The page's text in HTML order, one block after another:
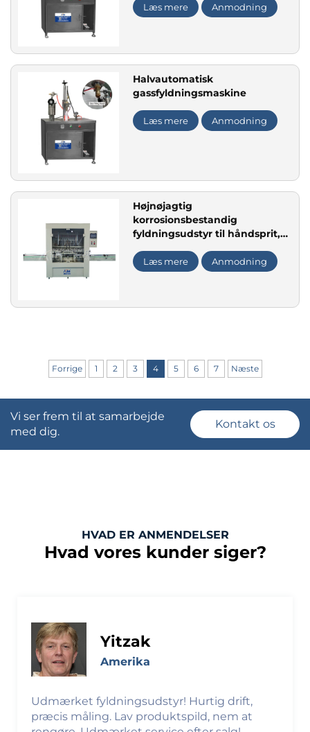
til salg
Læs mere Anmodning
Halvautomatisk
gassfyldningsmaskine
Læs mere Anmodning
Højnøjagtig
korrosionsbestandig
fyldningsudstyr til håndsprit,
fyldningsmaskine med
modkorrosionsbeskyttelse
Læs mere Anmodning
Forrige 1 2 3 4 5 6 7 Næste
Vi ser frem til at samarbejde
med dig.
Kontakt os
HVAD ER ANMENDELSER
Hvad vores kunder siger?
Yitzak
Amerika
Udmærket fyldningsudstyr! Hurtig drift,
præcis måling. Lav produktspild, nem at